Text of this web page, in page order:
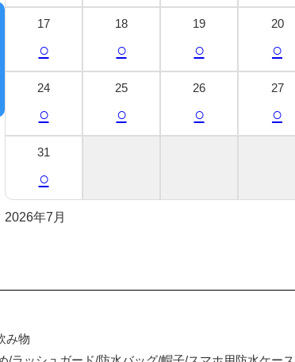
17
○
18
○
19
○
20
○
24
○
25
○
26
○
27
○
31
○
2026年7月
み物